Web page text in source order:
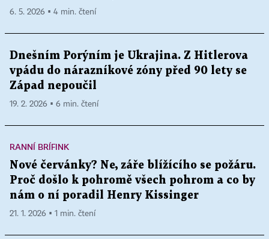
6. 5. 2026 ▪ 4 min. čtení
Dnešním Porýním je Ukrajina. Z Hitlerova
vpádu do nárazníkové zóny před 90 lety se
Západ nepoučil
19. 2. 2026 ▪ 6 min. čtení
RANNÍ BRÍFINK
Nové červánky? Ne, záře blížícího se požáru.
Proč došlo k pohromě všech pohrom a co by
nám o ní poradil Henry Kissinger
21. 1. 2026 ▪ 1 min. čtení